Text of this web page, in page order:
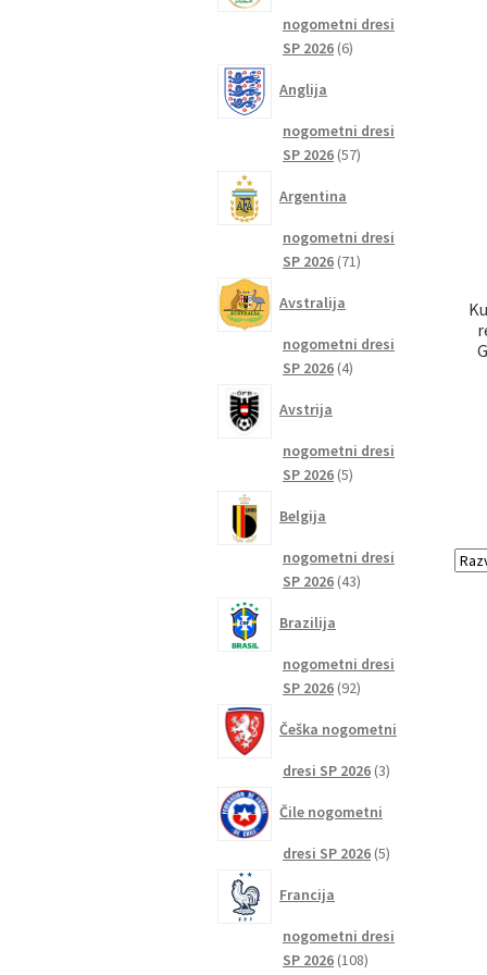
nogometni dresi
SP 2026 66
Anglija
nogometni dresi
SP 2026 5757
Argentina
nogometni dresi
SP 2026 7171
Avstralija
nogometni dresi
SP 2026 44
Avstrija
nogometni dresi
SP 2026 55
Belgija
nogometni dresi
SP 2026 4343
Brazilija
nogometni dresi
SP 2026 9292
Češka nogometni
dresi SP 2026 33
Čile nogometni
dresi SP 2026 55
Francija
nogometni dresi
SP 2026 108108